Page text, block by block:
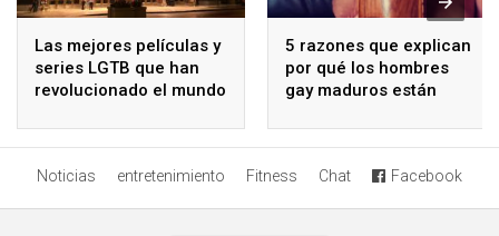
Las mejores películas y
series LGTB que han
revolucionado el mundo
5 razones que explican
por qué los hombres
gay maduros están
Noticias entretenimiento Fitness Chat Facebook